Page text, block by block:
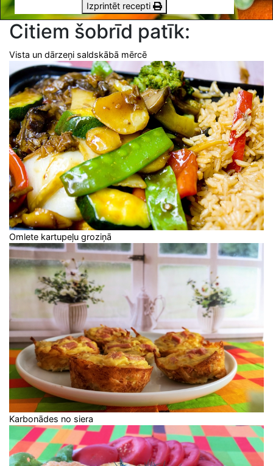
Izprintēt recepti
Citiem šobrīd patīk:
Vista un dārzeņi saldskābā mērcē
Omlete kartupeļu groziņā
Karbonādes no siera